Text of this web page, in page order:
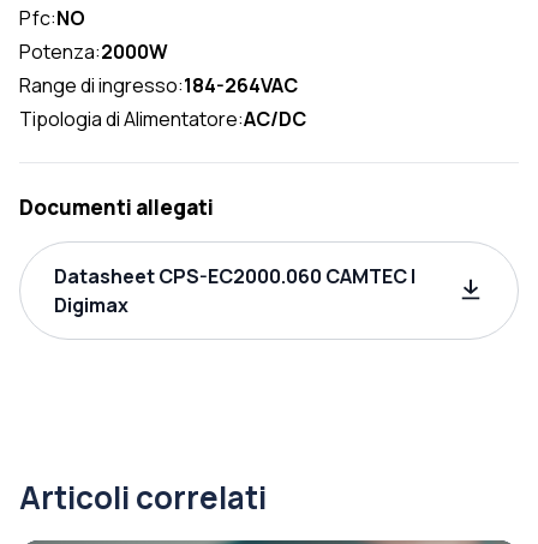
Pfc:NO
Potenza:2000W
Range di ingresso:184-264VAC
Tipologia di Alimentatore:AC/DC
Documenti allegati
Datasheet CPS-EC2000.060 CAMTEC |
Digimax
Articoli correlati